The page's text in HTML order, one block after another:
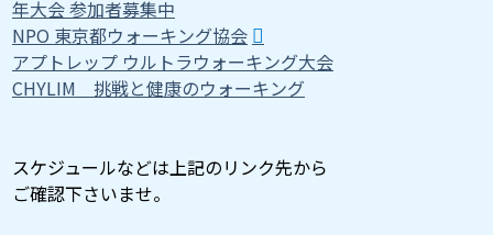
年大会 参加者募集中
NPO 東京都ウォーキング協会
アプトレップ ウルトラウォーキング大会
CHYLIM 挑戦と健康のウォーキング
スケジュールなどは上記のリンク先から
ご確認下さいませ。